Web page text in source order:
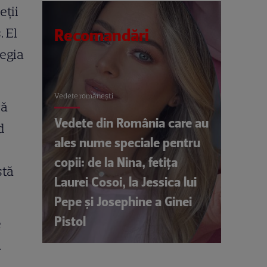
El
Recomandări
Vedete româneşti
Vedete din România care au
ales nume speciale pentru
copii: de la Nina, fetița
Laurei Cosoi, la Jessica lui
Pepe și Josephine a Ginei
Pistol